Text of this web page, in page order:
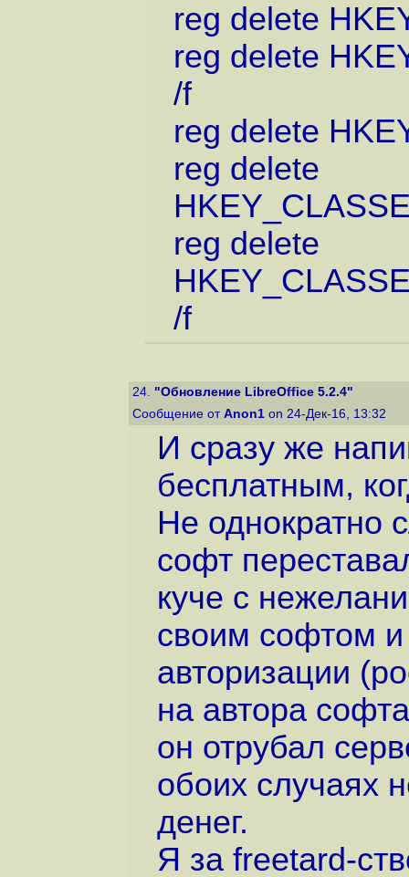
reg delete
reg delete
/f
reg delete
reg delete
reg delete
/f
24. "Обновление LibreOffice 5.2.4"
Сообщение от Anon1 on 24-Дек-16, 13:32
И сразу же
бесплатным,
Не однократно
софт
куче с
своим софтом и
авторизации
на автора
он отрубал
обоих случаях
денег.
Я за freetard-